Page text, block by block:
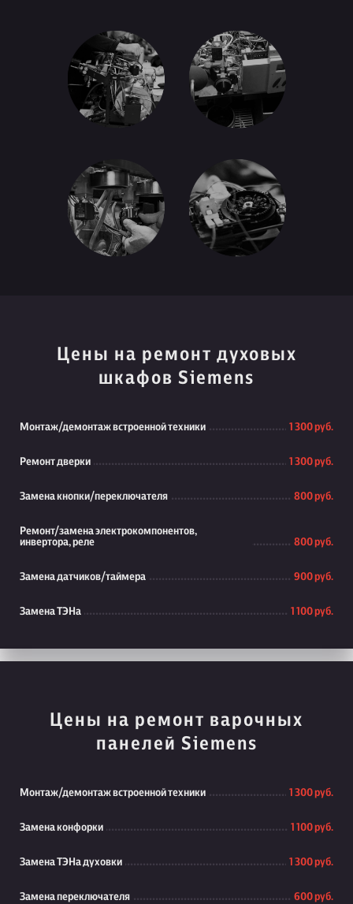
Цены на ремонт духовых
шкафов Siemens
Монтаж/демонтаж встроенной техники 1 300 руб.
Ремонт дверки 1 300 руб.
Замена кнопки/переключателя 800 руб.
Ремонт/замена электрокомпонентов,
инвертора, реле
800 руб.
Замена датчиков/таймера 900 руб.
Замена ТЭНа 1 100 руб.
Цены на ремонт варочных
панелей Siemens
Монтаж/демонтаж встроенной техники 1 300 руб.
Замена конфорки 1 100 руб.
Замена ТЭНа духовки 1 300 руб.
Замена переключателя 600 руб.